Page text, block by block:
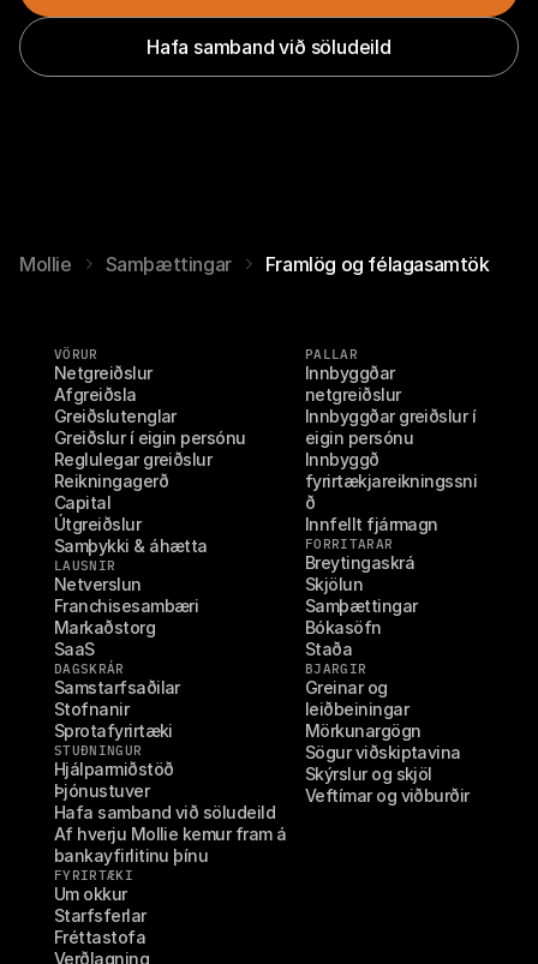
Hafa samband við söludeild
Mollie Samþættingar Framlög og félagasamtök
VÖRUR
Netgreiðslur
Afgreiðsla
Greiðslutenglar
Greiðslur í eigin persónu
Reglulegar greiðslur
Reikningagerð
Capital
Útgreiðslur
Samþykki & áhætta
LAUSNIR
Netverslun
Franchisesambæri
Markaðstorg
SaaS
DAGSKRÁR
Samstarfsaðilar
Stofnanir
Sprotafyrirtæki
STUÐNINGUR
Hjálparmiðstöð
Þjónustuver
Hafa samband við söludeild
Af hverju Mollie kemur fram á
bankayfirlitinu þínu
FYRIRTÆKI
Um okkur
Starfsferlar
Fréttastofa
Verðlagning
PALLAR
Innbyggðar
netgreiðslur
Innbyggðar greiðslur í
eigin persónu
Innbyggð
fyrirtækjareikningssni
ð
Innfellt fjármagn
FORRITARAR
Breytingaskrá
Skjölun
Samþættingar
Bókasöfn
Staða
BJARGIR
Greinar og
leiðbeiningar
Mörkunargögn
Sögur viðskiptavina
Skýrslur og skjöl
Veftímar og viðburðir